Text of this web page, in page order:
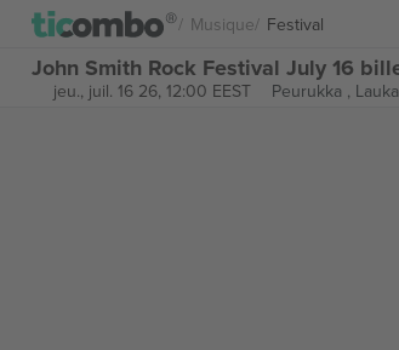
Musique Festival
John Smith Rock Festival July 16
jeu., juil. 16 26, 12:00 EEST Peurukka ,